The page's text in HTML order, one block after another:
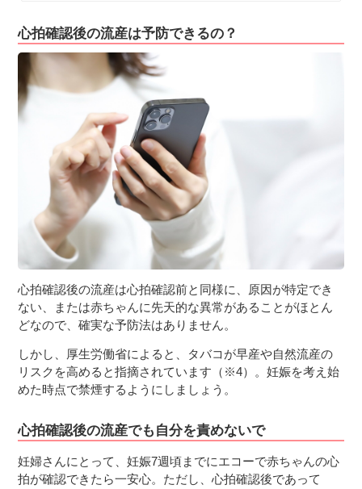
心拍確認後の流産は予防できるの？
心拍確認後の流産は心拍確認前と同様に、原因が特定でき
ない、または赤ちゃんに先天的な異常があることがほとん
どなので、確実な予防法はありません。
しかし、厚生労働省によると、タバコが早産や自然流産の
リスクを高めると指摘されています（※4）。妊娠を考え始
めた時点で禁煙するようにしましょう。
心拍確認後の流産でも自分を責めないで
妊婦さんにとって、妊娠7週頃までにエコーで赤ちゃんの心
拍が確認できたら一安心。ただし、心拍確認後であって